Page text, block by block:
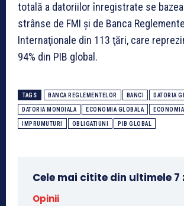
totală a datoriilor înregistrate se
strânse de FMI şi de Banca
Internaţionale din 113 ţări, care
94% din PIB global.
TAGS BANCA REGLEMENTELOR BANCI DATORIA
DATORIA MONDIALA ECONOMIA GLOBALA
IMPRUMUTURI OBLIGATIUNI PIB GLOBAL
Cele mai citite din ultimele 7
Opinii